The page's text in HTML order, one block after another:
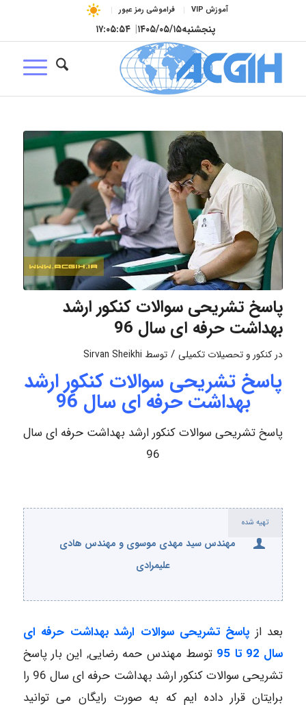
آموزش VIP فراموشی رمز عبور
پنجشنبه۱۴۰۵/۰۵/۱۵| ۱۷:۰۵:۵۵
پاسخ تشریحی سوالات کنکور ارشد
بهداشت حرفه ای سال 96
در کنکور و تحصیلات تکمیلی / توسط Sirvan Sheikhi
پاسخ تشریحی سوالات کنکور ارشد
بهداشت حرفه ای سال 96
پاسخ تشریحی سوالات کنکور ارشد بهداشت حرفه ای سال
96
تهیه شده
مهندس سید مهدی موسوی و مهندس هادی
علیمرادی
بعد از پاسخ تشریحی سوالات ارشد بهداشت حرفه ای
سال 92 تا 95
توسط مهندس حمه رضایی, این بار پاسخ
تشریحی سوالات کنکور ارشد بهداشت حرفه ای سال 96 را
برایتان قرار داده ایم که به صورت رایگان می توانید